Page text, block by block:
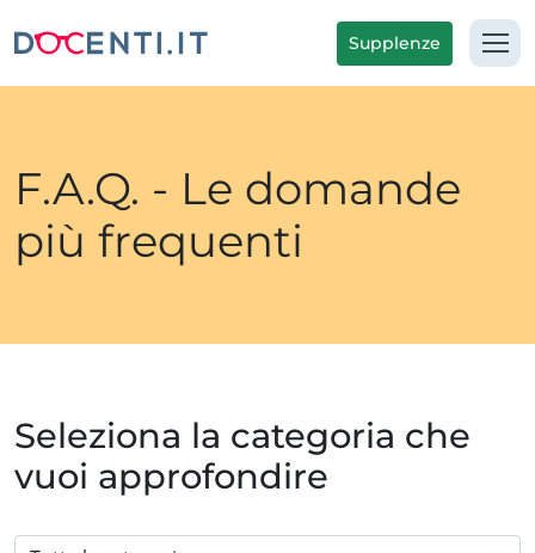
Supplenze
F.A.Q. - Le domande
più frequenti
Seleziona la categoria che
vuoi approfondire